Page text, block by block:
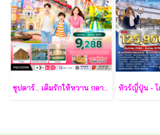
ซุปตาร์... เติมรักให้หวาน กลางเกาะฟูก๊วก 3 วัน 2 คืน - VZ